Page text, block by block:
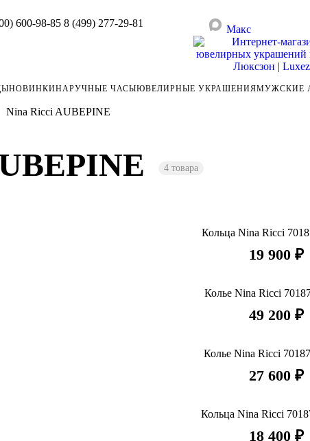
600-98-85 8 (499) 277-29-81
Макс
НОВИНКИНАРУЧНЫЕ ЧАСЫЮВЕЛИРНЫЕ УКРАШЕНИЯМУЖСКИЕ
Nina Ricci AUBEPINE
4 товара
Кольца Nina Ricci
19 900 ₽
Колье Nina Ricci
49 200 ₽
Колье Nina Ricci
27 600 ₽
Кольца Nina Ricci
18 400 ₽